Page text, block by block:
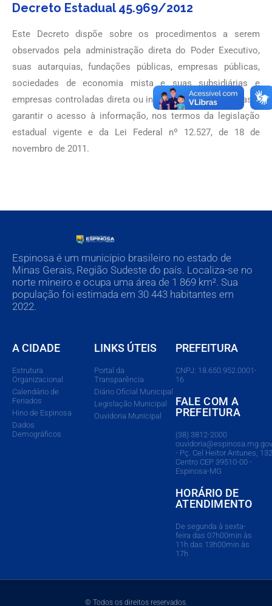
Decreto Estadual 45.969/2012
Este Decreto dispõe sobre os procedimentos a serem
observados pela administração direta do Poder Executivo,
suas autarquias, fundações públicas, empresas públicas,
sociedades de economia mista e suas subsidiárias e
empresas controladas direta ou indiretamente, com vistas a
garantir o acesso à informação, nos termos da legislação
estadual vigente e da Lei Federal nº 12.527, de 18 de
novembro de 2011.
Espinosa é um município brasileiro no estado de
Minas Gerais, Região Sudeste do país. Localiza-se no
norte mineiro e ocupa uma área de 1 869 km². Sua
população foi estimada em 30 443 habitantes em
2022.
A CIDADE
Estrutura
Organizacional
Calendário de
Feriados
Hino de Espinosa
Dados
Demográficos
LINKS ÚTEIS
Portal da
Transparência
Diário Oficial Municipal
Legislação Municipal
Ouvidoria Municipal
PREFEITURA
CNPJ: 18.650.952.0001-
16
FALE COM A
PREFEITURA
(38) 3812-2000
- Pç. Cel Heitor Antunes,
Centro CEP 39510-00 -
Espinosa-MG
HORÁRIO DE
ATENDIMENTO
De segunda à sexta-
feira das 07h00min às
11h das 13h00min às
17h
© Todos os direitos reservados.